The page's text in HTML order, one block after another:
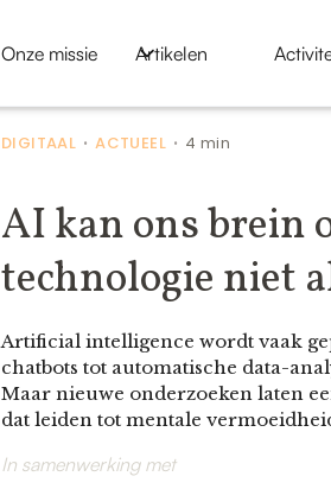
Onze missie Artikelen
DIGITAAL •ACTUEEL • 4 min
AI kan ons brein
technologie niet
Artificial intelligence wordt vaak
chatbots tot automatische data-
Maar nieuwe onderzoeken laten
dat leiden tot mentale
In samenwerking met